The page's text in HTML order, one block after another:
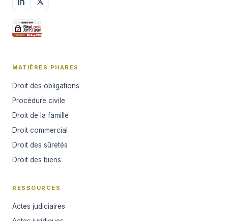
MATIÈRES PHARES
Droit des obligations
Procédure civile
Droit de la famille
Droit commercial
Droit des sûretés
Droit des biens
RESSOURCES
Actes judiciaires